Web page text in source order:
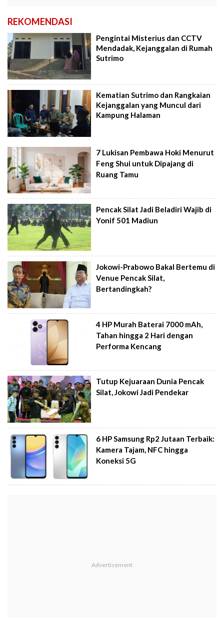
REKOMENDASI
Pengintai Misterius dan CCTV
Mendadak, Kejanggalan di Rumah
Sutrimo
Kematian Sutrimo dan Rangkaian
Kejanggalan yang Muncul dari
Kampung Halaman
7 Lukisan Pembawa Hoki Menurut
Feng Shui untuk Dipajang di
Ruang Tamu
Pencak Silat Jadi Beladiri Wajib di
Yonif 501 Madiun
Jokowi-Prabowo Bakal Bertemu di
Venue Pencak Silat,
Bertandingkah?
4 HP Murah Baterai 7000 mAh,
Tahan hingga 2 Hari dengan
Performa Kencang
Tutup Kejuaraan Dunia Pencak
Silat, Jokowi Jadi Pendekar
6 HP Samsung Rp2 Jutaan Terbaik:
Kamera Tajam, NFC hingga
Koneksi 5G